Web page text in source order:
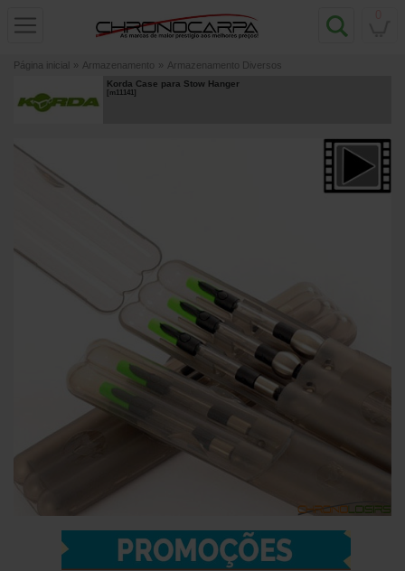
Página inicial » Armazenamento » Armazenamento Diversos
Korda Case para Stow Hanger
m11141]